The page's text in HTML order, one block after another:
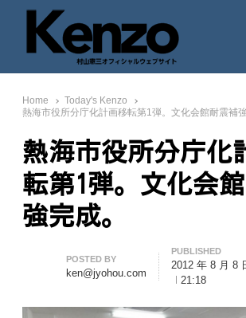
七転八起 – 村山憲三
村山憲三ウェブサイト
Home
Today's Kenzo
熱海市役所分庁化計画移転第1弾。文化会館耐震補強
熱海市役所分庁化
転第1弾。文化会
強完成。
Author
POSTED BY
ken@jyohou.com
PUBLISHED
2012 年 8 月 8
21:18